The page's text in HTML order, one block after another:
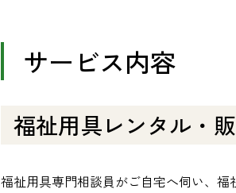
サービス内容
福祉用具レンタル・
福祉用具専門相談員がご自宅へ伺い、